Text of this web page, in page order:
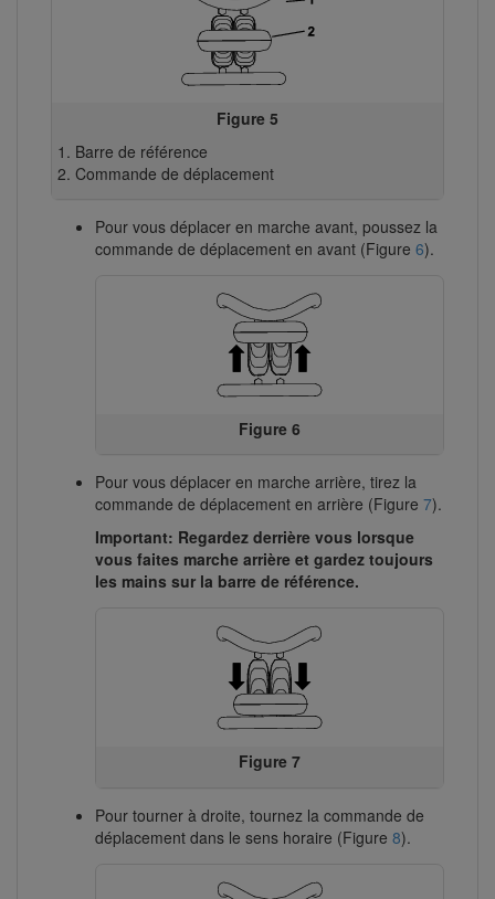
Figure 5
Barre de référence
Commande de déplacement
Pour vous déplacer en marche avant, poussez la
commande de déplacement en avant (Figure 6).
Figure 6
Pour vous déplacer en marche arrière, tirez la
commande de déplacement en arrière (Figure 7).
Important: Regardez derrière vous lorsque
vous faites marche arrière et gardez toujours
les mains sur la barre de référence.
Figure 7
Pour tourner à droite, tournez la commande de
déplacement dans le sens horaire (Figure 8).